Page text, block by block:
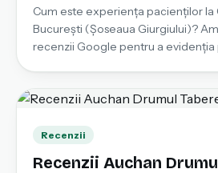
Cum este experiența pacienților la
București (Șoseaua Giurgiului)?
recenzii Google pentru a
menționate în mod repetat înainte
Recenzii
Recenzii Auchan